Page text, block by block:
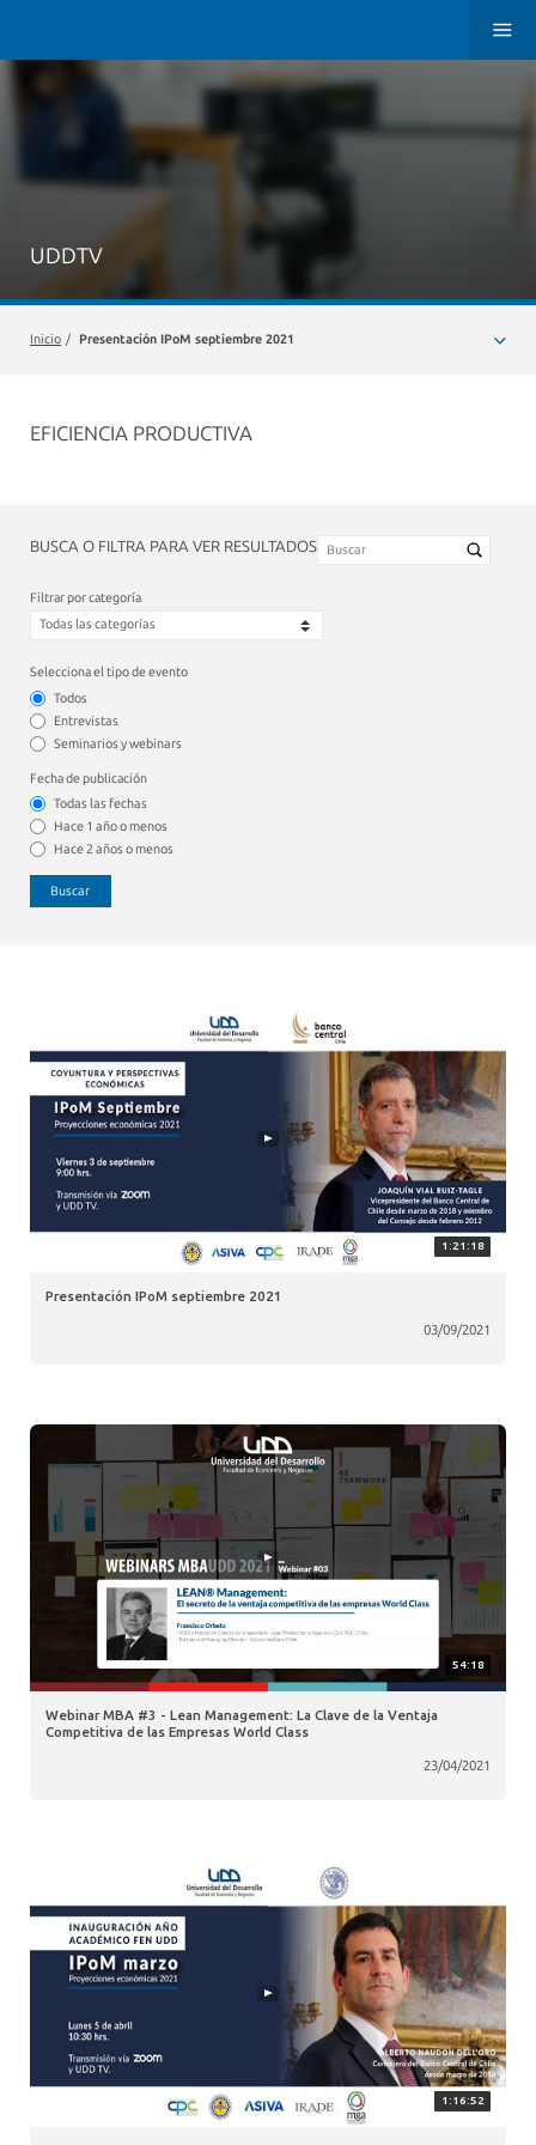
UDDTV
Inicio / Presentación IPoM septiembre 2021
EFICIENCIA PRODUCTIVA
BUSCA O FILTRA PARA VER RESULTADOS
Filtrar por categoría
Selecciona el tipo de evento
Todos
Entrevistas
Seminarios y webinars
Fecha de publicación
Todas las fechas
Hace 1 año o menos
Hace 2 años o menos
Buscar
1:21:18
Presentación IPoM septiembre 2021
03/09/2021
54:18
Webinar MBA #3 - Lean Management: La Clave de la Ventaja
Competitiva de las Empresas World Class
23/04/2021
1:16:52